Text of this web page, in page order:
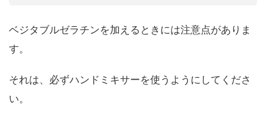
ベジタブルゼラチンを加えるときには注意点がありま
す。
それは、必ずハンドミキサーを使うようにしてくださ
い。